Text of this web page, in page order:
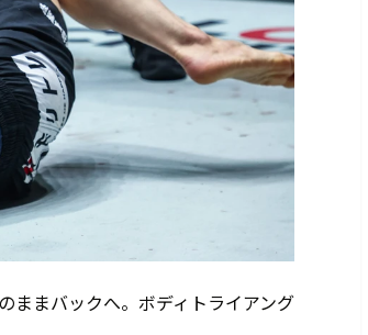
ままバックへ。ボディトライアング